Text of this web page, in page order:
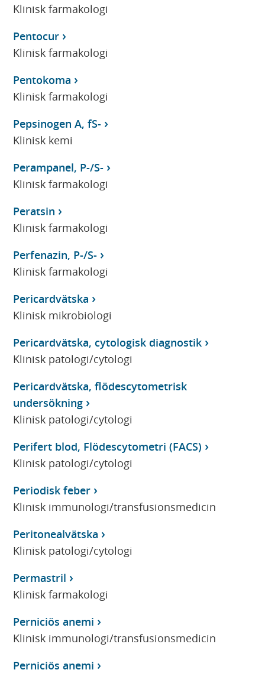
Klinisk farmakologi
Pentocur
Klinisk farmakologi
Pentokoma
Klinisk farmakologi
Pepsinogen A, fS-
Klinisk kemi
Perampanel, P-/S-
Klinisk farmakologi
Peratsin
Klinisk farmakologi
Perfenazin, P-/S-
Klinisk farmakologi
Pericardvätska
Klinisk mikrobiologi
Pericardvätska, cytologisk diagnostik
Klinisk patologi/cytologi
Pericardvätska, flödescytometrisk
undersökning
Klinisk patologi/cytologi
Perifert blod, Flödescytometri (FACS)
Klinisk patologi/cytologi
Periodisk feber
Klinisk immunologi/transfusionsmedicin
Peritonealvätska
Klinisk patologi/cytologi
Permastril
Klinisk farmakologi
Perniciös anemi
Klinisk immunologi/transfusionsmedicin
Perniciös anemi